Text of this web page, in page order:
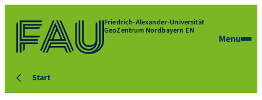
Friedrich-Alexander-Universität
GeoZentrum Nordbayern EN
Menu
Start